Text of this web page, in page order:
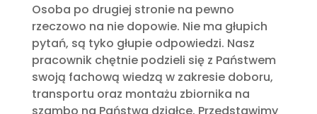
Osoba po drugiej stronie na pewno
rzeczowo na nie dopowie. Nie ma głupich
pytań, są tyko głupie odpowiedzi. Nasz
pracownik chętnie podzieli się z Państwem
swoją fachową wiedzą w zakresie doboru,
transportu oraz montażu zbiornika na
szambo na Państwa działce. Przedstawimy